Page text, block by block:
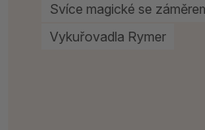
Svíce magické se
Vykuřovadla Rymer